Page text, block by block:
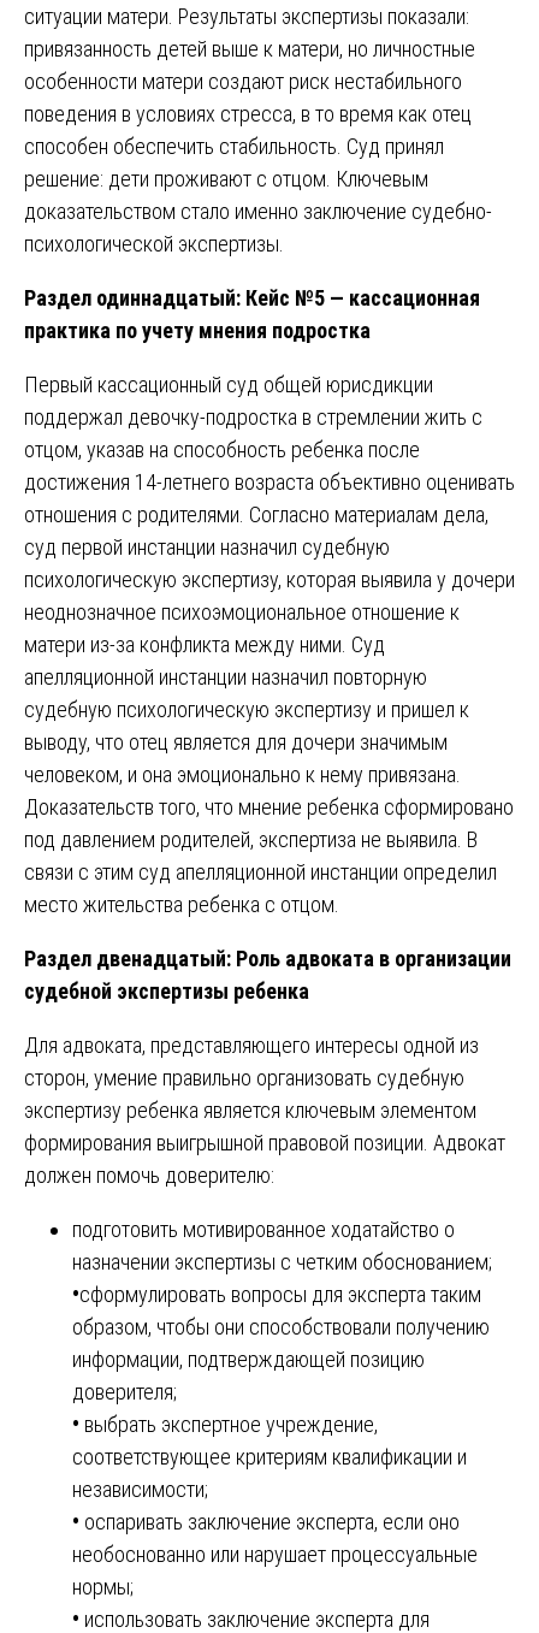
ситуации матери. Результаты экспертизы показали:
привязанность детей выше к матери, но личностные
особенности матери создают риск нестабильного
поведения в условиях стресса, в то время как отец
способен обеспечить стабильность. Суд принял
решение: дети проживают с отцом. Ключевым
доказательством стало именно заключение судебно-
психологической экспертизы.
Раздел одиннадцатый: Кейс №5 — кассационная
практика по учету мнения подростка
Первый кассационный суд общей юрисдикции
поддержал девочку-подростка в стремлении жить с
отцом, указав на способность ребенка после
достижения 14-летнего возраста объективно оценивать
отношения с родителями. Согласно материалам дела,
суд первой инстанции назначил судебную
психологическую экспертизу, которая выявила у дочери
неоднозначное психоэмоциональное отношение к
матери из-за конфликта между ними. Суд
апелляционной инстанции назначил повторную
судебную психологическую экспертизу и пришел к
выводу, что отец является для дочери значимым
человеком, и она эмоционально к нему привязана.
Доказательств того, что мнение ребенка сформировано
под давлением родителей, экспертиза не выявила. В
связи с этим суд апелляционной инстанции определил
место жительства ребенка с отцом.
Раздел двенадцатый: Роль адвоката в организации
судебной экспертизы ребенка
Для адвоката, представляющего интересы одной из
сторон, умение правильно организовать судебную
экспертизу ребенка является ключевым элементом
формирования выигрышной правовой позиции. Адвокат
должен помочь доверителю:
подготовить мотивированное ходатайство о
назначении экспертизы с четким обоснованием;
•сформулировать вопросы для эксперта таким
образом, чтобы они способствовали получению
информации, подтверждающей позицию
доверителя;
• выбрать экспертное учреждение,
соответствующее критериям квалификации и
независимости;
• оспаривать заключение эксперта, если оно
необоснованно или нарушает процессуальные
нормы;
• использовать заключение эксперта для